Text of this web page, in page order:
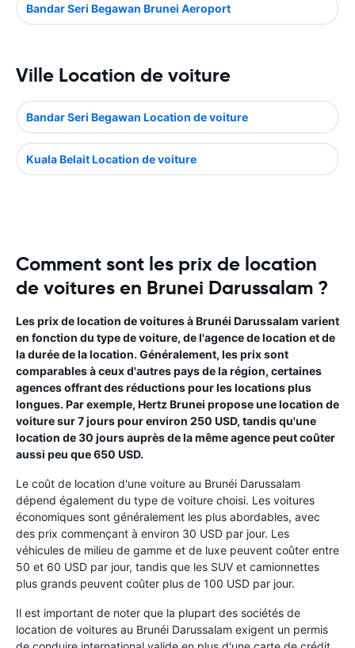
Bandar Seri Begawan Brunei Aeroport
Ville Location de voiture
Bandar Seri Begawan Location de voiture
Kuala Belait Location de voiture
Comment sont les prix de location
de voitures en Brunei Darussalam ?
Les prix de location de voitures à Brunéi Darussalam varient
en fonction du type de voiture, de l'agence de location et de
la durée de la location. Généralement, les prix sont
comparables à ceux d'autres pays de la région, certaines
agences offrant des réductions pour les locations plus
longues. Par exemple, Hertz Brunei propose une location de
voiture sur 7 jours pour environ 250 USD, tandis qu'une
location de 30 jours auprès de la même agence peut coûter
aussi peu que 650 USD.
Le coût de location d'une voiture au Brunéi Darussalam
dépend également du type de voiture choisi. Les voitures
économiques sont généralement les plus abordables, avec
des prix commençant à environ 30 USD par jour. Les
véhicules de milieu de gamme et de luxe peuvent coûter entre
50 et 60 USD par jour, tandis que les SUV et camionnettes
plus grands peuvent coûter plus de 100 USD par jour.
Il est important de noter que la plupart des sociétés de
location de voitures au Brunéi Darussalam exigent un permis